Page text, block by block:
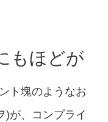
もほどが
ト塊のようなお
)が、コンプライ